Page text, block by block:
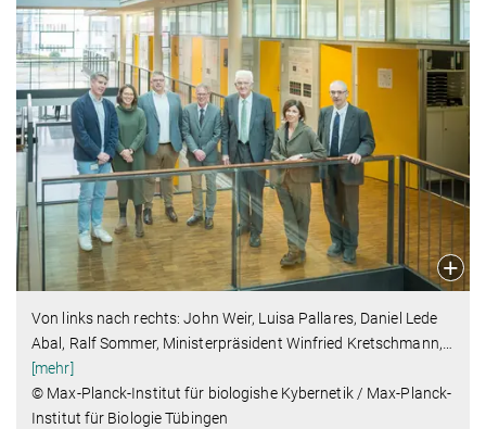
Von links nach rechts: John Weir, Luisa Pallares, Daniel Lede
Abal, Ralf Sommer, Ministerpräsident Winfried Kretschmann,
[mehr]
© Max-Planck-Institut für biologishe Kybernetik / Max-Planck-
Institut für Biologie Tübingen